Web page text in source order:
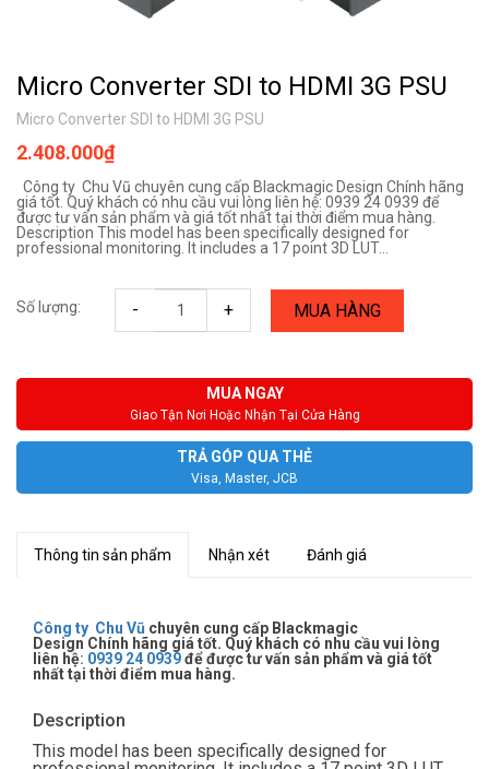
Micro Converter SDI to HDMI 3G PSU
Micro Converter SDI to HDMI 3G PSU
2.408.000₫
Công ty Chu Vũ chuyên cung cấp Blackmagic Design Chính hãng
giá tốt. Quý khách có nhu cầu vui lòng liên hệ: 0939 24 0939 để
được tư vấn sản phẩm và giá tốt nhất tại thời điểm mua hàng.
Description This model has been specifically designed for
professional monitoring. It includes a 17 point 3D LUT...
Số lượng: - + MUA HÀNG
MUA NGAY
Giao Tận Nơi Hoặc Nhận Tại Cửa Hàng
TRẢ GÓP QUA THẺ
Visa, Master, JCB
Thông tin sản phẩm Nhận xét Đánh giá
Công ty Chu Vũ chuyên cung cấp Blackmagic
Design Chính hãng giá tốt. Quý khách có nhu cầu vui lòng
liên hệ: 0939 24 0939để được tư vấn sản phẩm và giá tốt
nhất tại thời điểm mua hàng.
Description
This model has been specifically designed for